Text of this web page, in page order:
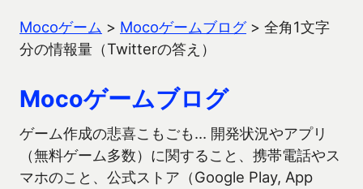
Mocoゲーム > Mocoゲームブログ> 全角1文字
分の情報量（Twitterの答え）
Mocoゲームブログ
ゲーム作成の悲喜こもごも… 開発状況やアプリ
（無料ゲーム多数）に関すること、携帯電話やス
マホのこと、公式ストア（Google Play, App